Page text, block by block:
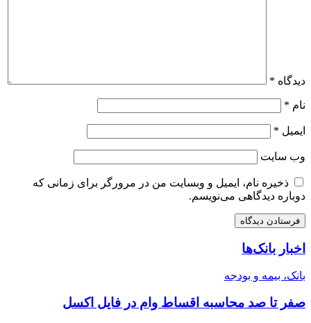
دیدگاه *
نام *
ایمیل *
وب‌ سایت
ذخیره نام، ایمیل و وبسایت من در مرورگر برای زمانی که
دوباره دیدگاهی می‌نویسم.
اخبار بانک‌ها
بانک، بیمه و بودجه
صفر تا صد محاسبه اقساط وام در فایل اکسل